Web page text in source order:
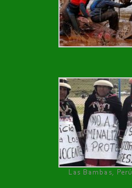
Las Bambas, Perú